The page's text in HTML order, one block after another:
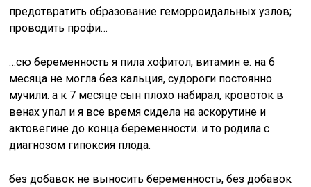
предотвратить образование геморроидальных узлов;
проводить профи…
…сю беременность я пила хофитол, витамин е. на 6
месяца не могла без кальция, судороги постоянно
мучили. а к 7 месяце сын плохо набирал, кровоток в
венах упал и я все время сидела на аскорутине и
актовегине до конца беременности. и то родила с
диагнозом гипоксия плода.
без добавок не выносить беременность, без добавок